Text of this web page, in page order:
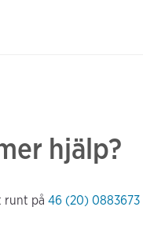
hjälp?
runt på46 (20) 0883673